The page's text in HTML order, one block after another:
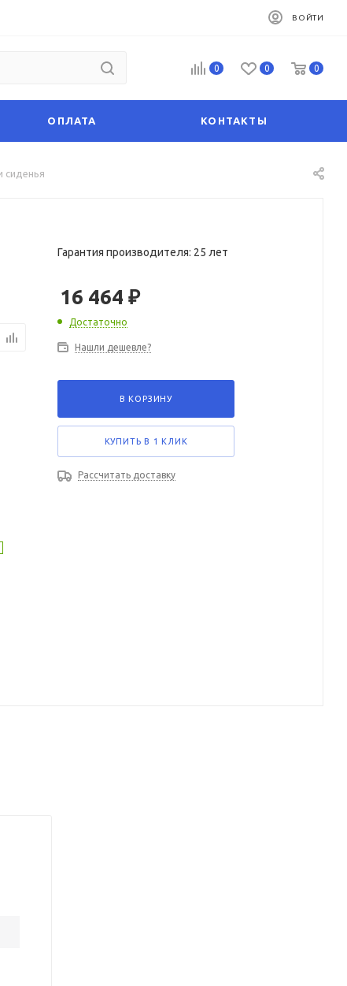
ВОЙТИ
0 0 0
ОПЛАТА КОНТАКТЫ
сиденья
Гарантия производителя: 25 лет
16 464 ₽
Достаточно
Нашли дешевле?
В КОРЗИНУ
КУПИТЬ В 1 КЛИК
Рассчитать доставку